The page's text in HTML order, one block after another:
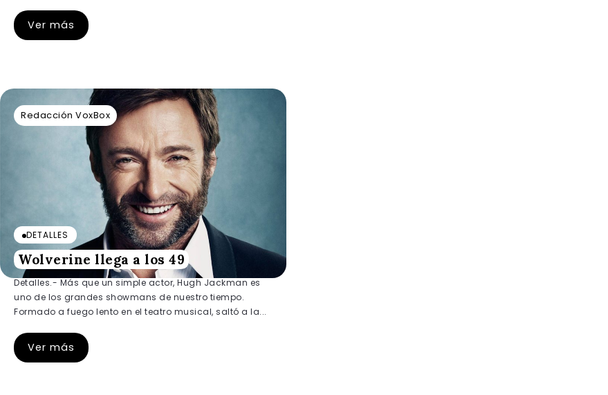
Ver más
Redacción VoxBox
DETALLES
Wolverine llega a los 49
Detalles.- Más que un simple actor, Hugh Jackman es
uno de los grandes showmans de nuestro tiempo.
Formado a fuego lento en el teatro musical, saltó a la...
Ver más